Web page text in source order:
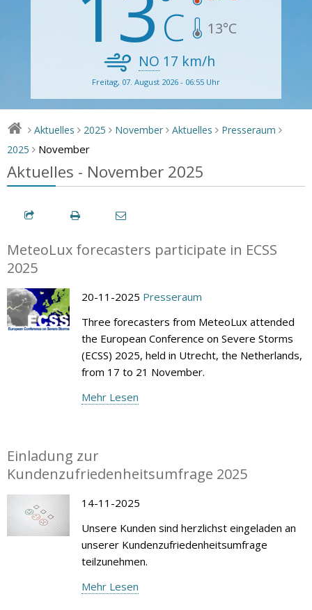
13°C
NO 17 km/h
Freitag, 07. August 2026 - 06:55 Uhr
> Aktuelles > 2025 > November > Aktuelles > Presseraum >
2025 > November
Aktuelles - November 2025
MeteoLux forecasters participate in ECSS
2025
20-11-2025 Presseraum
Three forecasters from MeteoLux attended
the European Conference on Severe Storms
(ECSS) 2025, held in Utrecht, the Netherlands,
from 17 to 21 November.
Mehr Lesen
Einladung zur
Kundenzufriedenheitsumfrage 2025
14-11-2025
Unsere Kunden sind herzlichst eingeladen an
unserer Kundenzufriedenheitsumfrage
teilzunehmen.
Mehr Lesen